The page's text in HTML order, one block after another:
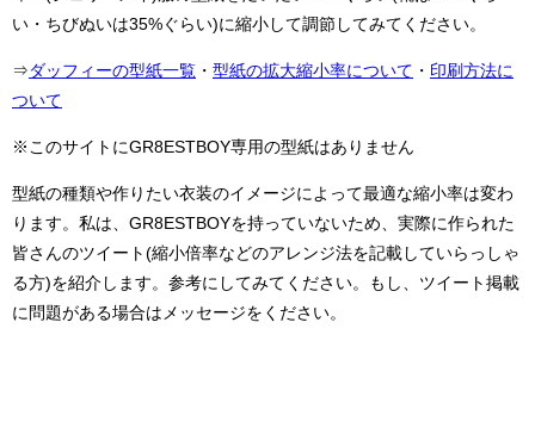
い・ちびぬいは35%ぐらい)に縮小して調節してみてください。
⇒ ダッフィーの型紙一覧 ・ 型紙の拡大縮小率について ・ 印刷方法に
ついて
※このサイトにGR8ESTBOY専用の型紙はありません
型紙の種類や作りたい衣装のイメージによって最適な縮小率は変わ
ります。私は、GR8ESTBOYを持っていないため、実際に作られた
皆さんのツイート(縮小倍率などのアレンジ法を記載していらっしゃ
る方)を紹介します。参考にしてみてください。もし、ツイート掲載
に問題がある場合はメッセージをください。